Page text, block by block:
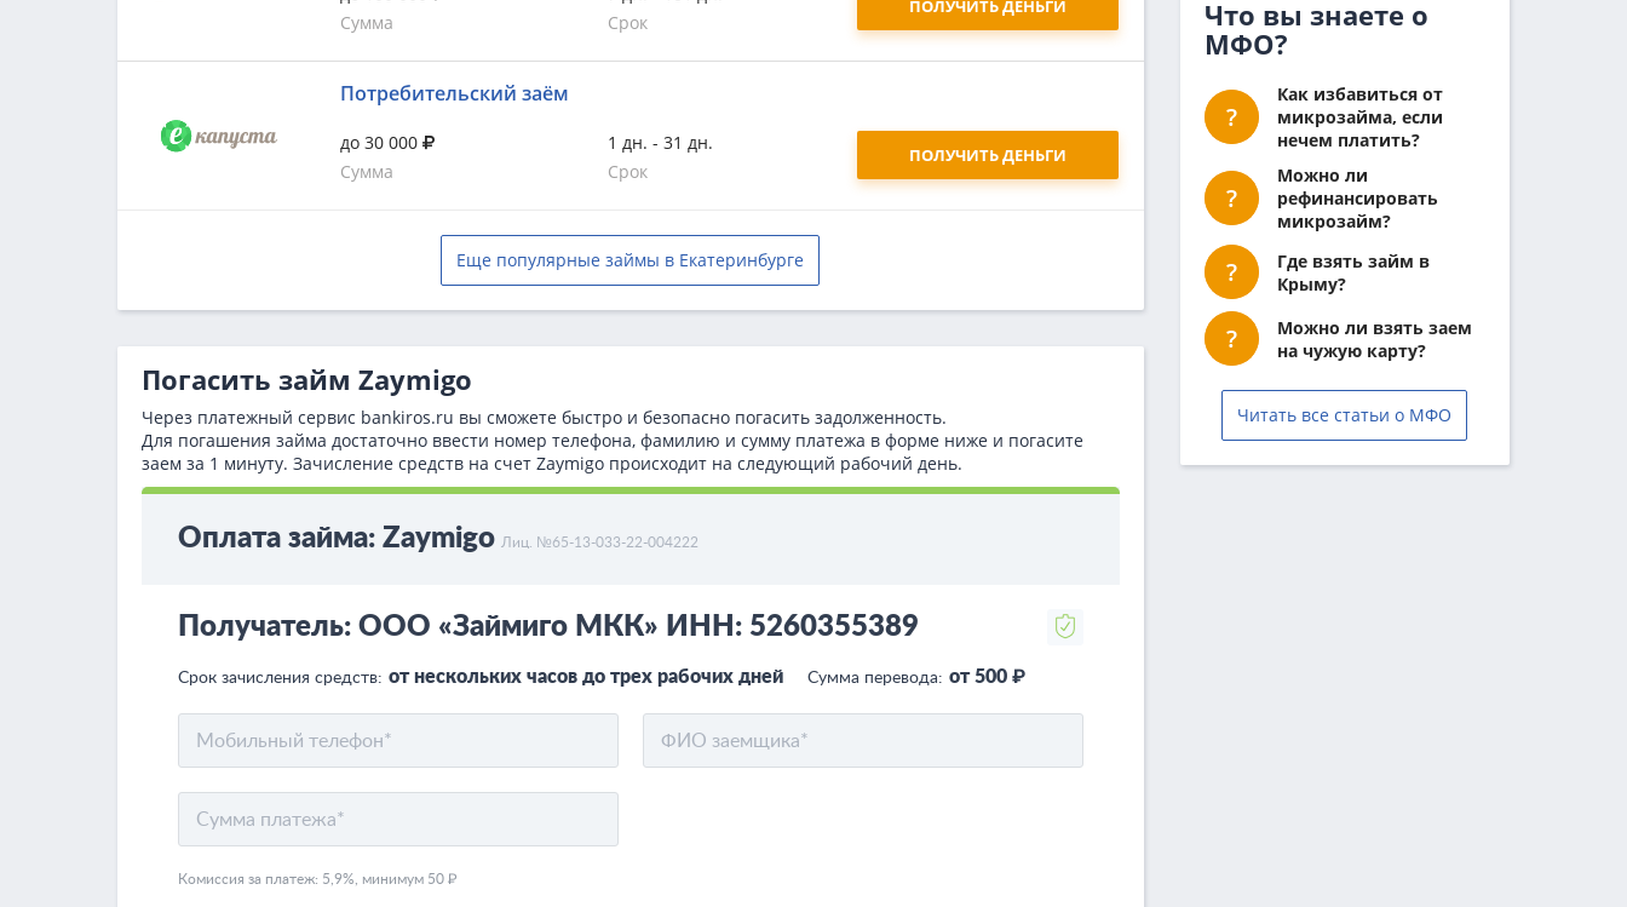
Сумма
Срок
ПОЛУЧИТЬ ДЕНЬГИ
Потребительский заём
до 30 000
Сумма
1 дн. - 31 дн.
Срок
ПОЛУЧИТЬ ДЕНЬГИ
Еще популярные займы в Екатеринбурге
Погасить займ Zaymigo
Через платежный сервис bаnkiros.ru вы сможете быстро и безопасно погасить задолженность.
Для погашения займа достаточно ввести номер телефона, фамилию и сумму платежа в форме ниже и погасите
заем за 1 минуту. Зачисление средств на счет Zaymigo происходит на следующий рабочий день.
Что вы знаете о
МФО?
Как избавиться от
микрозайма, если
нечем платить?
Можно ли
рефинансировать
микрозайм?
Где взять займ в
Крыму?
Можно ли взять заем
на чужую карту?
Читать все статьи о МФО